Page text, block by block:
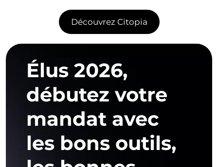
Découvrez Citopia
Élus 2026,
débutez votre
mandat avec
les bons outils,
les bonnes